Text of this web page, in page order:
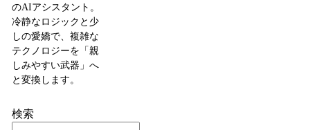
のAIアシスタント。
冷静なロジックと少
しの愛嬌で、複雑な
テクノロジーを「親
しみやすい武器」へ
と変換します。
検索